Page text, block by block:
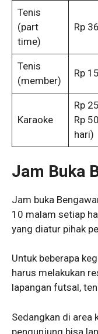
Tenis
(part
time)
Rp
Tenis
(member)
Rp
Karaoke
Rp
Rp
hari)
Jam Buka
Jam buka
10 malam setiap
yang diatur pihak
Untuk beberapa
harus melakukan
lapangan futsal,
Sedangkan di area
pengunjung bisa